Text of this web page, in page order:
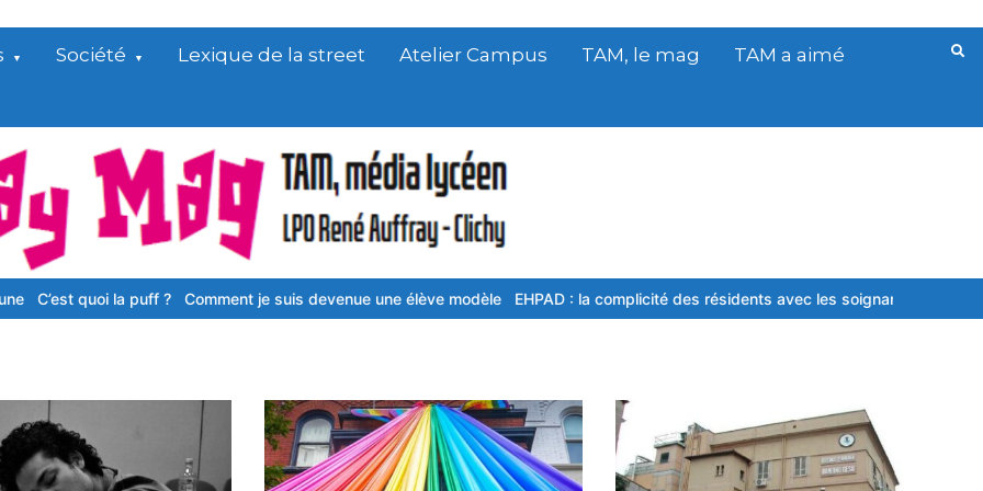
Société Lexique de la street Atelier Campus TAM, le mag TAM a aimé
quoi la puff ? Comment je suis devenue une élève modèle EHPAD : la complicité des résidents avec les soignants J’aspire à un